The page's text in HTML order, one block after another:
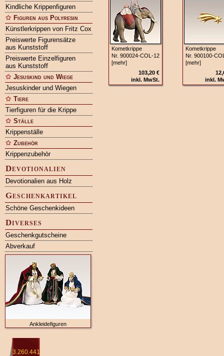
Kindliche Krippenfiguren
Figuren aus Polyresin
Künstlerkrippen von Fritz Cox
Preiswerte Figurensätze
aus Kunststoff
Preiswerte Einzelfiguren
aus Kunststoff
Jesuskind und Wiege
Jesuskinder und Wiegen
Tiere
Tierfiguren für die Krippe
Ställe
Krippenställe
Zubehör
Krippenzubehör
Devotionalien
Devotionalien aus Holz
Geschenkartikel
Schöne Geschenkideen
Diverses
Geschenkgutscheine
Abverkauf
Ankleidefiguren
Kometkrippe
Nr. 900024‑COL‑12
[mehr]
103,20 €
inkl. MwSt.
Kometkrippe
Nr.
[mehr]
inkl.
3.260.441